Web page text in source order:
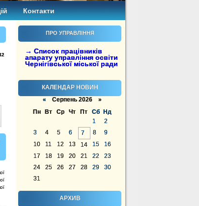
Контакти
ПРО УПРАВЛІННЯ
→ Список працівників
апарату управління освіти
Чернігівської міської ради
КАЛЕНДАР НОВИН
« Серпень 2026 »
Пн
Вт Ср Чт Пт Сб
Нд
1
2
3
4 5 6 7 8
9
10
11 12 13 14 15
16
17
18 19 20 21 22
23
24
25 26 27 28 29
30
31
АРХИВ